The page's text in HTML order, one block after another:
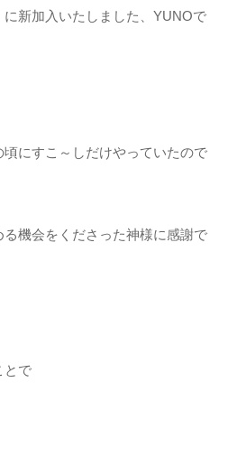
新加入いたしました、YUNOで
にすこ～しだけやっていたので
る機会をくださった神様に感謝で
とで